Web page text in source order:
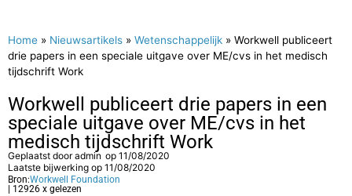
Home » Nieuwsartikels » Wetenschappelijk » Workwell publiceert
drie papers in een speciale uitgave over ME/cvs in het medisch
tijdschrift Work
Workwell publiceert drie papers in een
speciale uitgave over ME/cvs in het
medisch tijdschrift Work
Geplaatst dooradmin op 11/08/2020
Laatste bijwerking op 11/08/2020
Bron:Workwell Foundation
| 12926 x gelezen